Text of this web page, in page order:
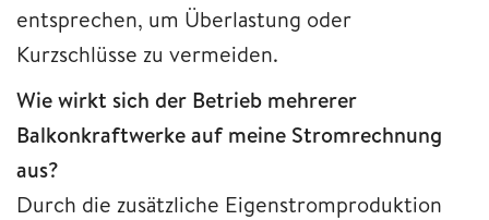
entsprechen, um Überlastung oder
Kurzschlüsse zu vermeiden.
Wie wirkt sich der Betrieb mehrerer
Balkonkraftwerke auf meine Stromrechnung
aus?
Durch die zusätzliche Eigenstromproduktion